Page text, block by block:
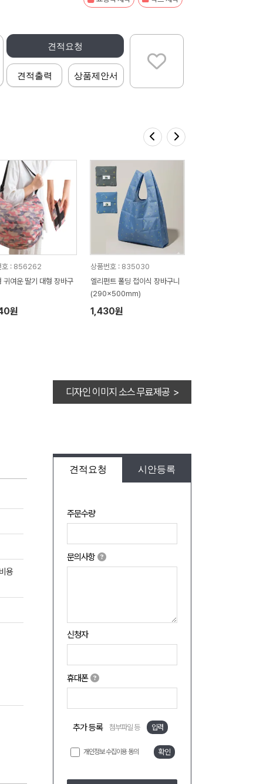
견적요청
견적출력 상품제안서
호 : 856262
귀여운 딸기 대형 장바구
원
상품번호 : 835030
엘리펀트 폴딩 접이식 장바구니
(290x500mm)
1,430원
디자인 이미지 소스 무료제공 >
견적요청 시안등록
주문수량
문의사항
신청자
휴대폰
추가 등록 첨부파일 등 입력
개인정보 수집이용 동의 확인
용